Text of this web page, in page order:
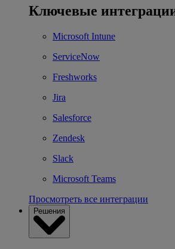
Ключевые
Microsoft Intune
ServiceNow
Freshworks
Jira
Salesforce
Zendesk
Slack
Microsoft Teams
Просмотреть все интеграции
Решения